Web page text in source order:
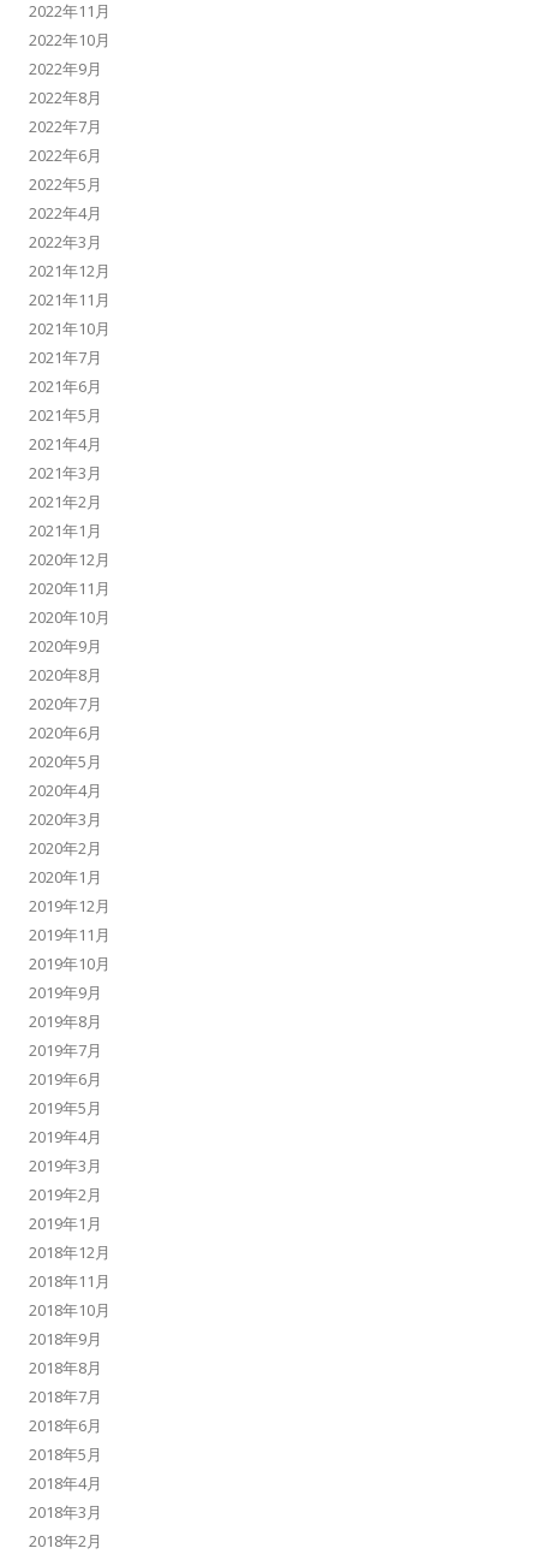
2022年11月
2022年10月
2022年9月
2022年8月
2022年7月
2022年6月
2022年5月
2022年4月
2022年3月
2021年12月
2021年11月
2021年10月
2021年7月
2021年6月
2021年5月
2021年4月
2021年3月
2021年2月
2021年1月
2020年12月
2020年11月
2020年10月
2020年9月
2020年8月
2020年7月
2020年6月
2020年5月
2020年4月
2020年3月
2020年2月
2020年1月
2019年12月
2019年11月
2019年10月
2019年9月
2019年8月
2019年7月
2019年6月
2019年5月
2019年4月
2019年3月
2019年2月
2019年1月
2018年12月
2018年11月
2018年10月
2018年9月
2018年8月
2018年7月
2018年6月
2018年5月
2018年4月
2018年3月
2018年2月